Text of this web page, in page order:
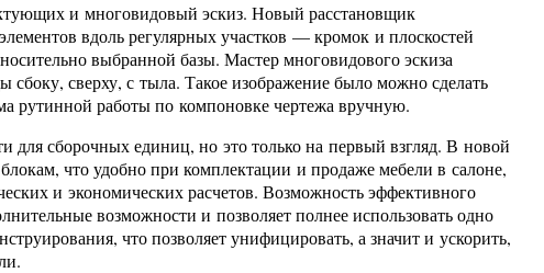
и многовидовый эскиз. Новый расстановщик
вдоль регулярных участков — кромок и плоскостей
выбранной базы. Мастер многовидового эскиза
сверху, с тыла. Такое изображение было можно сделать
рутинной работы по компоновке чертежа вручную.
для сборочных единиц, но это только на первый взгляд. В новой
что удобно при комплектации и продаже мебели в салоне,
и экономических расчетов. Возможность эффективного
возможности и позволяет полнее использовать одно
что позволяет унифицировать, а значит и ускорить,